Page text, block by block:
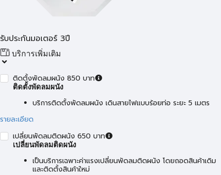
รับประกันมอเตอร์ 3ปี
บริการเพิ่มเติม
ติดตั้งพัดลมผนัง 850 บาท
ติดตั้งพัดลมผนัง
บริการติดตั้งพัดลมผนัง เดินสายไฟแบบร้อยท่อ ระยะ 5 เมตร
รายละเอียด
เปลี่ยนพัดลมติดผนัง 650 บาท
เปลี่ยนพัดลมติดผนัง
เป็นบริการเฉพาะค่าแรงเปลี่ยนพัดลมติดผนัง โดยถอดสินค้าเดิม
และติดตั้งสินค้าใหม่